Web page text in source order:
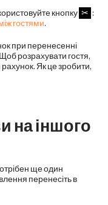
кнопку ✂ :
гостями.
при перенесенні
розрахувати гостя,
Як це зробити,
на іншого
ще один
перенесіть в